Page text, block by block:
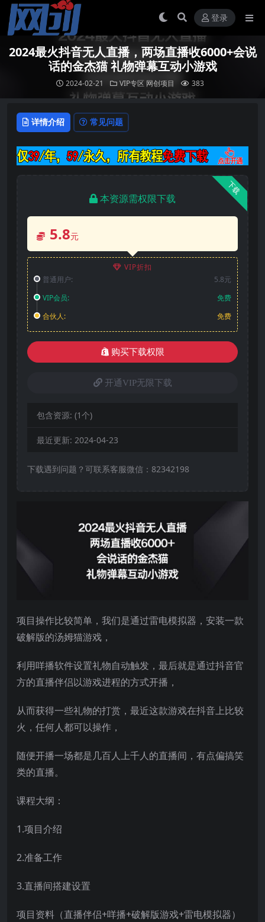
登录
2024最火抖音无人直播，两场直播收6000+会说
话的金杰猫 礼物弹幕互动小游戏
2024-02-21 VIP专区 网创项目 383
详情介绍 常见问题
下载
本资源需权限下载
5.8元
VIP折扣
普通用户:
5.8元
VIP会员:
免费
合伙人:
免费
购买下载权限
开通VIP无限下载
包含资源: (1个)
最近更新: 2024-04-23
下载遇到问题？可联系客服微信：82342198
项目操作比较简单，我们是通过雷电模拟器，安装一款
破解版的汤姆猫游戏，
利用咩播软件设置礼物自动触发，最后就是通过抖音官
方的直播伴侣以游戏进程的方式开播，
从而获得一些礼物的打赏，最近这款游戏在抖音上比较
火，任何人都可以操作，
随便开播一场都是几百人上千人的直播间，有点偏搞笑
类的直播。
课程大纲：
1.项目介绍
2.准备工作
3.直播间搭建设置
项目资料（直播伴侣+咩播+破解版游戏+雷电模拟器）